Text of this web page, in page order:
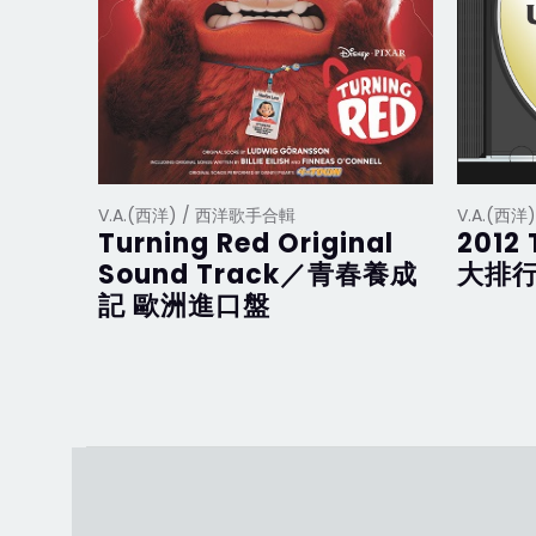
V.A.(西洋) / 西洋歌手合輯
Turning Red Original
Sound Track／青春養成
記 歐洲進口盤
V.A.(西洋
2012
大排